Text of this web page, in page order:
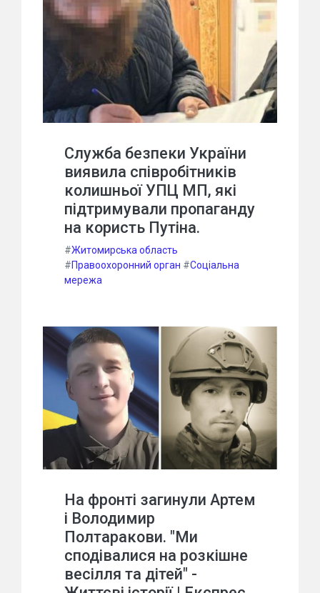
Служба безпеки України
виявила співробітників
колишньої УПЦ МП, які
підтримували пропаганду
на користь Путіна.
#Житомирська область
#Правоохоронний орган #Соціальна
мережа
На фронті загинули Артем
і Володимир
Полтаракови. "Ми
сподівалися на розкішне
весілля та дітей" -